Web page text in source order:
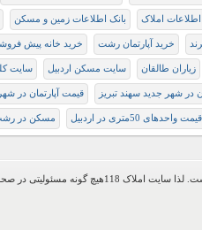
اطلاعات املاک بانک اطلاعات زمین و مسکن
خرید آپارتمان رشت خرید خانه پیش
زياران طالقان سایت مسکن اردبیل سایت
در شهر جديد سهند تبريز قیمت آپارتمان در
قیمت واحدهای 50متری در اردبیل مسکن در
اطلاعات موجود در این وب سایت از طریق کاربران عمومی سایت ثبت شده است. لذا سایت املاک 118هیچ گونه